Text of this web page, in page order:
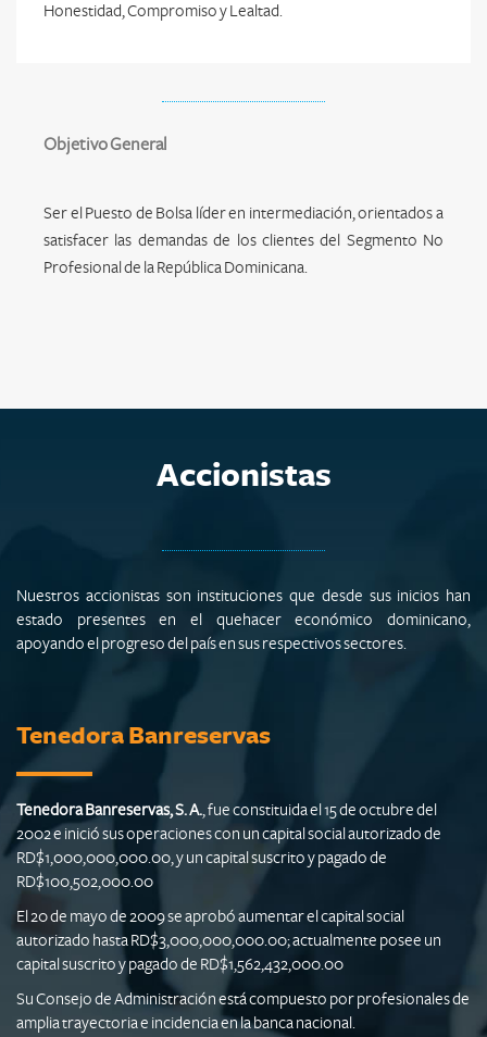
Honestidad, Compromiso y Lealtad.
Objetivo General
Ser el Puesto de Bolsa líder en intermediación, orientados a
satisfacer las demandas de los clientes del Segmento No
Profesional de la República Dominicana.
Accionistas
Nuestros accionistas son instituciones que desde sus inicios han
estado presentes en el quehacer económico dominicano,
apoyando el progreso del país en sus respectivos sectores.
Tenedora Banreservas
Tenedora Banreservas, S. A., fue constituida el 15 de octubre del
2002 e inició sus operaciones con un capital social autorizado de
RD$1,000,000,000.00, y un capital suscrito y pagado de
RD$100,502,000.00
El 20 de mayo de 2009 se aprobó aumentar el capital social
autorizado hasta RD$3,000,000,000.00; actualmente posee un
capital suscrito y pagado de RD$1,562,432,000.00
Su Consejo de Administración está compuesto por profesionales de
amplia trayectoria e incidencia en la banca nacional.